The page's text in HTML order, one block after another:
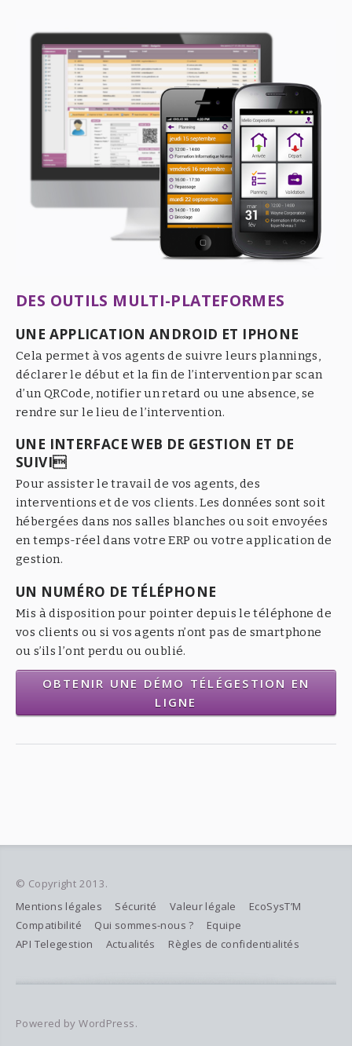
DES OUTILS MULTI-PLATEFORMES
UNE APPLICATION ANDROID ET IPHONE
Cela permet à vos agents de suivre leurs plannings,
déclarer le début et la fin de l’intervention par scan
d’un QRCode, notifier un retard ou une absence, se
rendre sur le lieu de l’intervention.
UNE INTERFACE WEB DE GESTION ET DE
SUIVI
Pour assister le travail de vos agents, des
interventions et de vos clients. Les données sont soit
hébergées dans nos salles blanches ou soit envoyées
en temps-réel dans votre ERP ou votre application de
gestion.
UN NUMÉRO DE TÉLÉPHONE
Mis à disposition pour pointer depuis le téléphone de
vos clients ou si vos agents n’ont pas de smartphone
ou s’ils l’ont perdu ou oublié.
OBTENIR UNE DÉMO TÉLÉGESTION EN
LIGNE
© Copyright 2013.
Mentions légales
Sécurité Valeur légale
EcoSysT’M
Compatibilité
Qui sommes-nous ?
Equipe
API Telegestion
Actualités Règles de confidentialités
Powered by WordPress.